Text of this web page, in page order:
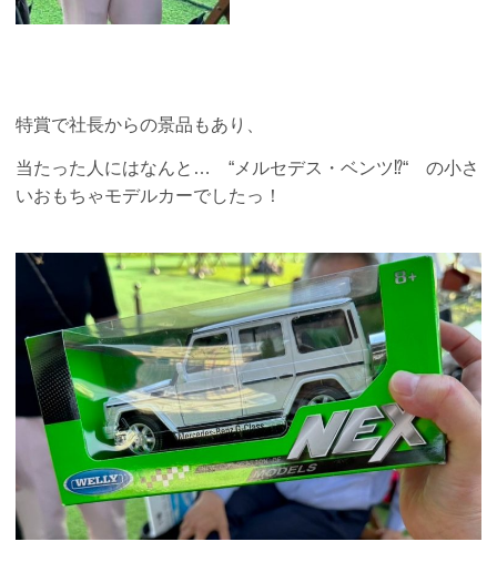
特賞で社長からの景品もあり、
当たった人にはなんと… “メルセデス・ベンツ⁉“ の小さ
いおもちゃモデルカーでしたっ！